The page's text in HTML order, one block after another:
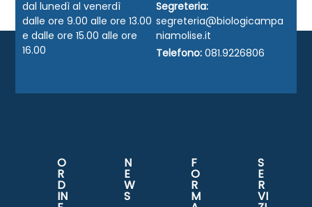
dal lunedì al venerdì
dalle ore 9.00 alle ore 13.00
e dalle ore 15.00 alle ore
16.00
Segreteria:
segreteria@biologicampa
niamolise.it
Telefono: 081.9226806
O
R
D
IN
N
E
W
S
F
O
R
M
S
E
R
VI